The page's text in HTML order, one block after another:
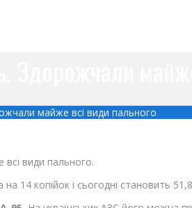
майже всі види пального
види пального.
на 14 копійок і сьогодні становить